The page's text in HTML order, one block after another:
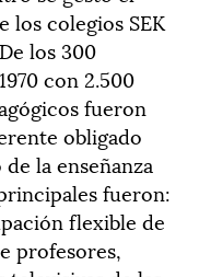
los colegios SEK
los 300
con 2.500
fueron
obligado
la enseñanza
fueron:
flexible de
profesores,